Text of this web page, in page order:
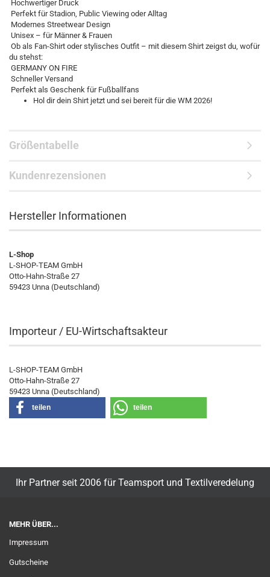
Hochwertiger Druck
Perfekt für Stadion, Public Viewing oder Alltag
Modernes Streetwear Design
Unisex – für Männer & Frauen
Ob als Fan-Shirt oder stylisches Outfit – mit diesem Shirt zeigst du, wofür
du stehst:
GERMANY ON FIRE
Schneller Versand
Perfekt als Geschenk für Fußballfans
Hol dir dein Shirt jetzt und sei bereit für die WM 2026!
Größentabelle
Kundenrezensionen
Hersteller Informationen
L-Shop
L-SHOP-TEAM GmbH
Otto-Hahn-Straße 27
59423 Unna (Deutschland)
Importeur / EU-Wirtschaftsakteur
L-SHOP-TEAM GmbH
Otto-Hahn-Straße 27
59423 Unna (Deutschland)
teilen teilen
Ihr Partner seit 2006 für Teamsport und Textilveredelung
MEHR ÜBER...
Impressum
Gutscheine